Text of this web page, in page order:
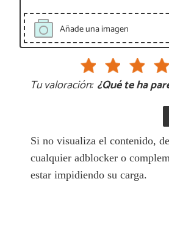
Añade una imagen
Tu valoración: ¿Qué te ha
Si no visualiza el contenido,
cualquier adblocker o
estar impidiendo su carga.